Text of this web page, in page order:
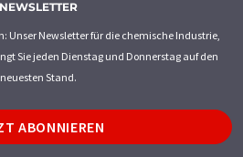
NEWSLETTER
Unser Newsletter für die chemische Industrie,
Sie jeden Dienstag und Donnerstag auf den
neuesten Stand.
ABONNIEREN